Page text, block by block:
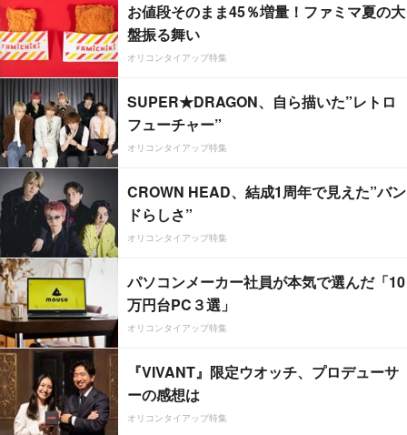
お値段そのまま45％増量！ファミマ夏の大
盤振る舞い
オリコンタイアップ特集
SUPER★DRAGON、自ら描いた”レトロ
フューチャー”
オリコンタイアップ特集
CROWN HEAD、結成1周年で見えた”バン
ドらしさ”
オリコンタイアップ特集
パソコンメーカー社員が本気で選んだ「10
万円台PC３選」
オリコンタイアップ特集
『VIVANT』限定ウオッチ、プロデューサ
ーの感想は
オリコンタイアップ特集